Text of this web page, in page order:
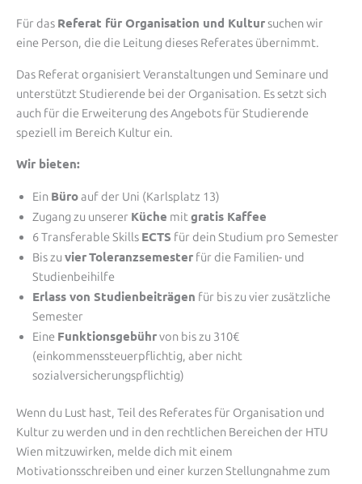
Für das Referat für Organisation und Kultursuchen wir
eine Person, die die Leitung dieses Referates übernimmt.
Das Referat organisiert Veranstaltungen und Seminare und
unterstützt Studierende bei der Organisation. Es setzt sich
auch für die Erweiterung des Angebots für Studierende
speziell im Bereich Kultur ein.
Wir bieten:
Ein Büroauf der Uni (Karlsplatz 13)
Zugang zu unserer Küche mitgratis Kaffee
6 Transferable Skills ECTS für dein Studium pro Semester
Bis zu vierToleranzsemester für die Familien- und
Studienbeihilfe
Erlass von Studienbeiträgen für bis zu vier zusätzliche
Semester
Eine Funktionsgebührvon bis zu 310€
(einkommenssteuerpflichtig, aber nicht
sozialversicherungspflichtig)
Wenn du Lust hast, Teil des Referates für Organisation und
Kultur zu werden und in den rechtlichen Bereichen der HTU
Wien mitzuwirken, melde dich mit einem
Motivationsschreiben und einer kurzen Stellungnahme zum